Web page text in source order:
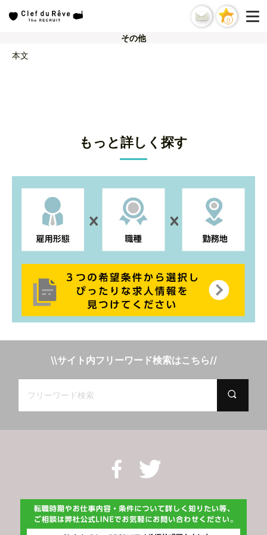
0
その他
本文
もっと詳しく探す
\\サイト内フリーワード検索はこちら//